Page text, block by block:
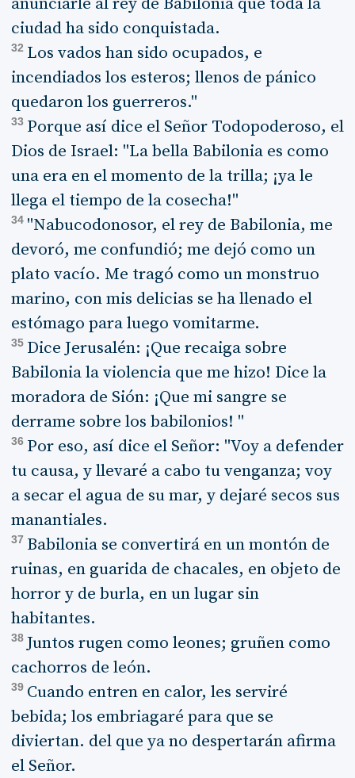
ciudad ha sido conquistada.
32 Los vados han sido ocupados, e
incendiados los esteros; llenos de pánico
quedaron los guerreros."
33 Porque así dice el Señor Todopoderoso, el
Dios de Israel: "La bella Babilonia es como
una era en el momento de la trilla; ¡ya le
llega el tiempo de la cosecha!"
34 "Nabucodonosor, el rey de Babilonia, me
devoró, me confundió; me dejó como un
plato vacío. Me tragó como un monstruo
marino, con mis delicias se ha llenado el
estómago para luego vomitarme.
35 Dice Jerusalén: ¡Que recaiga sobre
Babilonia la violencia que me hizo! Dice la
moradora de Sión: ¡Que mi sangre se
derrame sobre los babilonios! "
36 Por eso, así dice el Señor: "Voy a defender
tu causa, y llevaré a cabo tu venganza; voy
a secar el agua de su mar, y dejaré secos sus
manantiales.
37 Babilonia se convertirá en un montón de
ruinas, en guarida de chacales, en objeto de
horror y de burla, en un lugar sin
habitantes.
38 Juntos rugen como leones; gruñen como
cachorros de león.
39 Cuando entren en calor, les serviré
bebida; los embriagaré para que se
diviertan. del que ya no despertarán afirma
el Señor.